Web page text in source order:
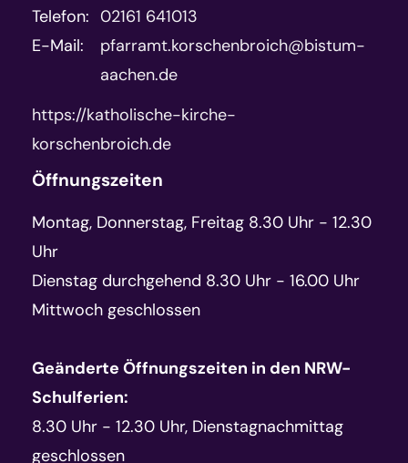
Telefon: 02161 641013
E-Mail:
pfarramt.korschenbroich@bistum-
aachen.de
https://katholische-kirche-
korschenbroich.de
Öffnungszeiten
Montag, Donnerstag, Freitag 8.30 Uhr - 12.30
Uhr
Dienstag durchgehend 8.30 Uhr - 16.00 Uhr
Mittwoch geschlossen
Geänderte Öffnungszeiten in den NRW-
Schulferien:
8.30 Uhr - 12.30 Uhr, Dienstagnachmittag
geschlossen